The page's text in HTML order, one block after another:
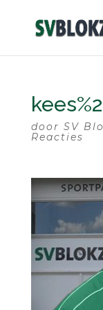
door SV
Reacties